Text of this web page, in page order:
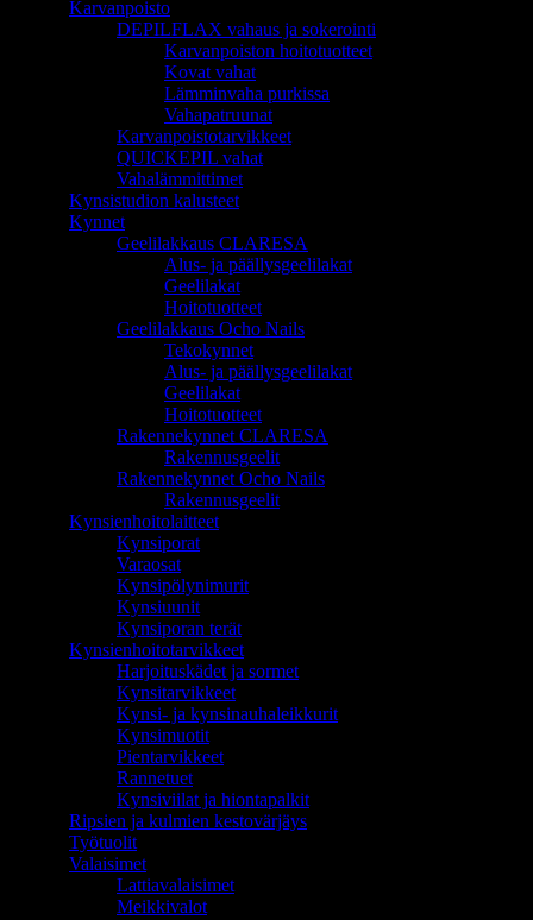
Karvanpoisto
DEPILFLAX vahaus ja sokerointi
Karvanpoiston hoitotuotteet
Kovat vahat
Lämminvaha purkissa
Vahapatruunat
Karvanpoistotarvikkeet
QUICKEPIL vahat
Vahalämmittimet
Kynsistudion kalusteet
Kynnet
Geelilakkaus CLARESA
Alus- ja päällysgeelilakat
Geelilakat
Hoitotuotteet
Geelilakkaus Ocho Nails
Tekokynnet
Alus- ja päällysgeelilakat
Geelilakat
Hoitotuotteet
Rakennekynnet CLARESA
Rakennusgeelit
Rakennekynnet Ocho Nails
Rakennusgeelit
Kynsienhoitolaitteet
Kynsiporat
Varaosat
Kynsipölynimurit
Kynsiuunit
Kynsiporan terät
Kynsienhoitotarvikkeet
Harjoituskädet ja sormet
Kynsitarvikkeet
Kynsi- ja kynsinauhaleikkurit
Kynsimuotit
Pientarvikkeet
Rannetuet
Kynsiviilat ja hiontapalkit
Ripsien ja kulmien kestovärjäys
Työtuolit
Valaisimet
Lattiavalaisimet
Meikkivalot